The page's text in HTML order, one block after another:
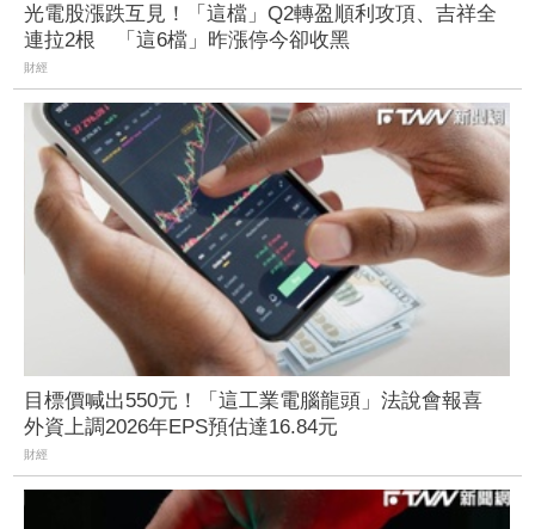
光電股漲跌互見！「這檔」Q2轉盈順利攻頂、吉祥全
連拉2根 「這6檔」昨漲停今卻收黑
財經
目標價喊出550元！「這工業電腦龍頭」法說會報喜
外資上調2026年EPS預估達16.84元
財經